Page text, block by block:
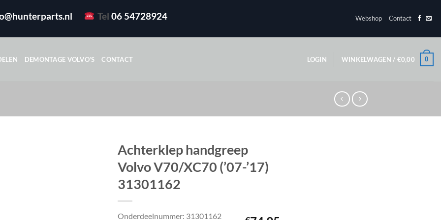
Tel 06 54728924 Webshop Contact
DEMONTAGE VOLVO’S CONTACT LOGIN WINKELWAGEN / €0,00 0
Achterklep handgreep
Volvo V70/XC70 (’07-’17)
31301162
Onderdeelnummer: 31301162